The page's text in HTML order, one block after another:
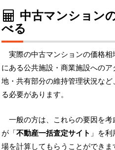
中古マンション
べる
実際の中古マンションの価格
にある公共施設・商業施設への
地・共有部分の維持管理状況な
る必要があります。
一般の方は、これらの要因を
が「不動産一括査定サイト 」を
場を計算してもらうことができま